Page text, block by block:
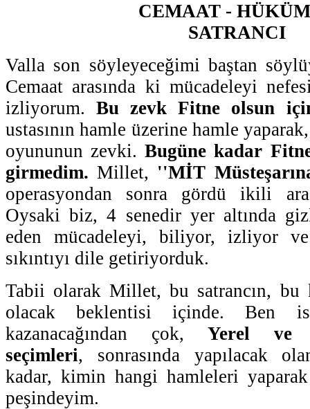
CEMAAT -
SATRANCI
Valla son söyleyeceğimi baştan
Cemaat arasında ki mücadeleyi
izliyorum.Bu zevk Fitne olsun
ustasının hamle üzerine hamle
oyununun zevki.Bugüne kadar
girmedim. Millet, ''MİT
operasyondan sonra gördü ikili
Oysaki biz, 4 senedir yer altında
eden mücadeleyi, biliyor, izliyor
sıkıntıyı dile getiriyorduk.
Tabii olarak Millet, bu satrancın, bu
olacak beklentisi içinde. Ben
kazanacağından çok,Yerel ve
seçimleri, sonrasında yapılacak
kadar, kimin hangi hamleleri
peşindeyim.